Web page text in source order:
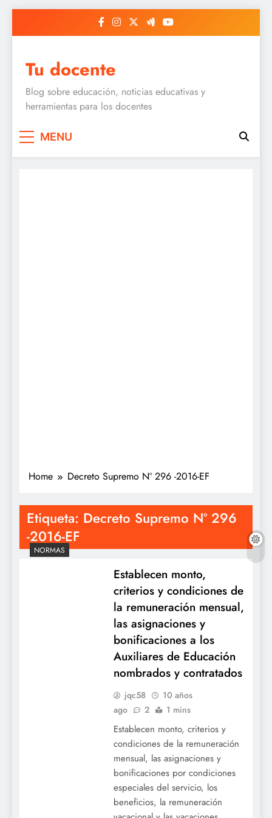
Tu docente
Blog sobre educación, noticias educativas y
herramientas para los docentes
MENU
Home Decreto Supremo Nº 296 -2016-EF
Etiqueta: Decreto Supremo Nº 296
-2016-EF
NORMAS
Establecen monto,
criterios y condiciones de
la remuneración mensual,
las asignaciones y
bonificaciones a los
Auxiliares de Educación
nombrados y contratados
jqc58
10 años
ago
2 1 mins
Establecen monto, criterios y
condiciones de la remuneración
mensual, las asignaciones y
bonificaciones por condiciones
especiales del servicio, los
beneficios, la remuneración